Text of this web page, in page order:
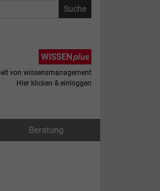
WISSENplus
von wissensmanagement
Hier klicken & einloggen
Beratung